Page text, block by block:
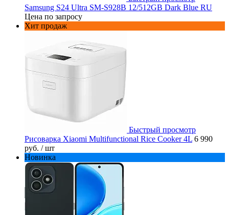
Samsung S24 Ultra SM-S928B 12/512GB Dark Blue RU
Цена по запросу
Хит продаж
Быстрый просмотр
Рисоварка Xiaomi Multifunctional Rice Cooker 4L 6 990
руб. / шт
Новинка